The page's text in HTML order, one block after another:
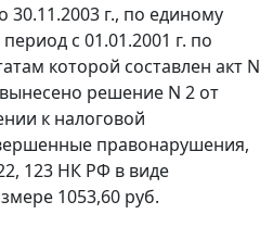
30.11.2003 г., по единому
с 01.01.2001 г. по
которой составлен акт N
решение N 2 от
к налоговой
правонарушения,
, 123 НК РФ в виде
1053,60 руб.